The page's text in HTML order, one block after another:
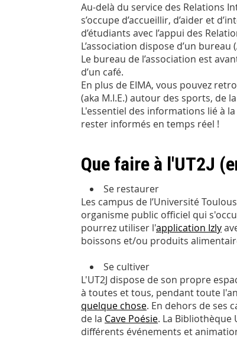
Au-delà du service des Relations
s’occupe d’accueillir, d’aider et
d’étudiants avec l’appui des
L’association dispose d’un
Le bureau de l’association est
d’un café.
En plus de EIMA, vous pouvez
(aka M.I.E.) autour des sports, de
L'essentiel des informations lié à
rester informés en temps réel !
Que faire à l'UT2J
Se restaurer
Les campus de l’Université
organisme public officiel qui
pourrez utiliser l'application Izly
boissons et/ou produits
Se cultiver
L'UT2J dispose de son propre
à toutes et tous, pendant toute
quelque chose. En dehors de ses
de la Cave Poésie. La Bibliothèque
différents événements et